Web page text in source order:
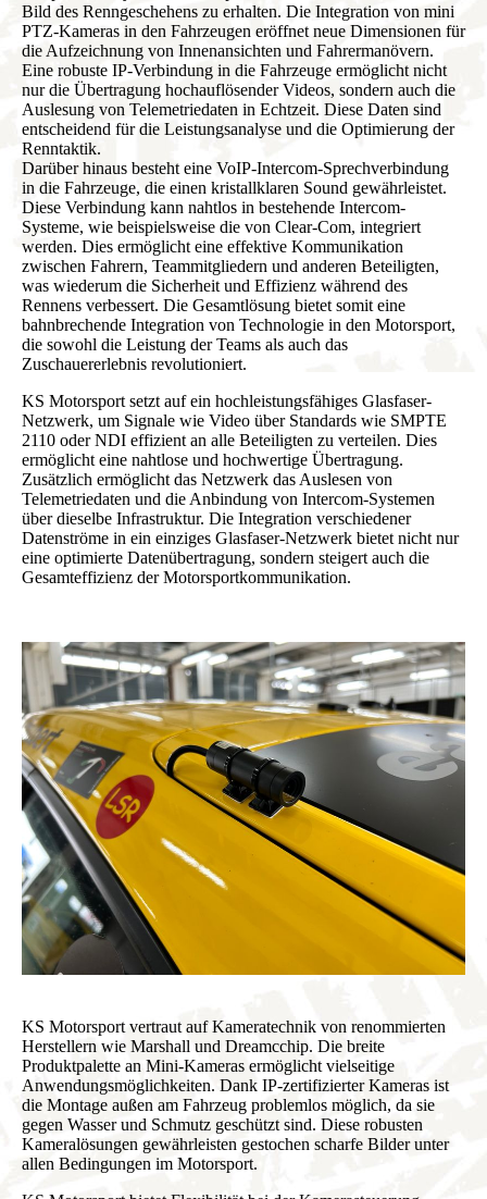
Bild des Renngeschehens zu erhalten. Die Integration von mini
PTZ-Kameras in den Fahrzeugen eröffnet neue Dimensionen für
die Aufzeichnung von Innenansichten und Fahrermanövern.
Eine robuste IP-Verbindung in die Fahrzeuge ermöglicht nicht
nur die Übertragung hochauflösender Videos, sondern auch die
Auslesung von Telemetriedaten in Echtzeit. Diese Daten sind
entscheidend für die Leistungsanalyse und die Optimierung der
Renntaktik.
Darüber hinaus besteht eine VoIP-Intercom-Sprechverbindung
in die Fahrzeuge, die einen kristallklaren Sound gewährleistet.
Diese Verbindung kann nahtlos in bestehende Intercom-
Systeme, wie beispielsweise die von Clear-Com, integriert
werden. Dies ermöglicht eine effektive Kommunikation
zwischen Fahrern, Teammitgliedern und anderen Beteiligten,
was wiederum die Sicherheit und Effizienz während des
Rennens verbessert. Die Gesamtlösung bietet somit eine
bahnbrechende Integration von Technologie in den Motorsport,
die sowohl die Leistung der Teams als auch das
Zuschauererlebnis revolutioniert.
KS Motorsport setzt auf ein hochleistungsfähiges Glasfaser-
Netzwerk, um Signale wie Video über Standards wie SMPTE
2110 oder NDI effizient an alle Beteiligten zu verteilen. Dies
ermöglicht eine nahtlose und hochwertige Übertragung.
Zusätzlich ermöglicht das Netzwerk das Auslesen von
Telemetriedaten und die Anbindung von Intercom-Systemen
über dieselbe Infrastruktur. Die Integration verschiedener
Datenströme in ein einziges Glasfaser-Netzwerk bietet nicht nur
eine optimierte Datenübertragung, sondern steigert auch die
Gesamteffizienz der Motorsportkommunikation.
KS Motorsport vertraut auf Kameratechnik von renommierten
Herstellern wie Marshall und Dreamcchip. Die breite
Produktpalette an Mini-Kameras ermöglicht vielseitige
Anwendungsmöglichkeiten. Dank IP-zertifizierter Kameras ist
die Montage außen am Fahrzeug problemlos möglich, da sie
gegen Wasser und Schmutz geschützt sind. Diese robusten
Kameralösungen gewährleisten gestochen scharfe Bilder unter
allen Bedingungen im Motorsport.